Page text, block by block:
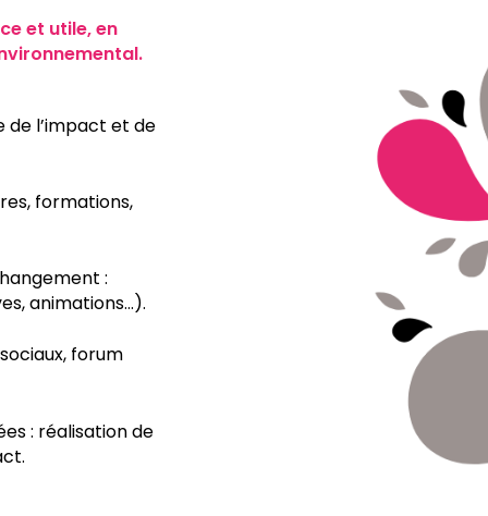
et utile, en
l’impact et de
formations,
:
animations…).
forum
: réalisation de